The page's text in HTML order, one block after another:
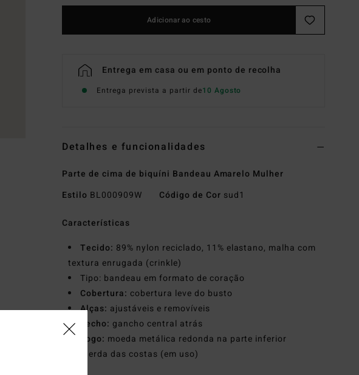
Adicionar ao cesto
Entrega em casa ou em ponto de recolha
Entrega prevista a partir de10 Agosto
Detalhes e funcionalidades
Parte de cima de biquíni Bandeau Amarelo Mulher
Estilo BL000909W Código de Cor sud1
Características
Tecido: 89% nylon reciclado, 11% elastano, malha com
textura enrugada (crinkle)
Tipo: bandeau em formato de coração
Cobertura: cobertura leve do busto
Alças: ajustáveis e removíveis
Fecho: gancho central atrás
Logo: moeda metálica redonda na parte inferior
esquerda das costas (em uso)